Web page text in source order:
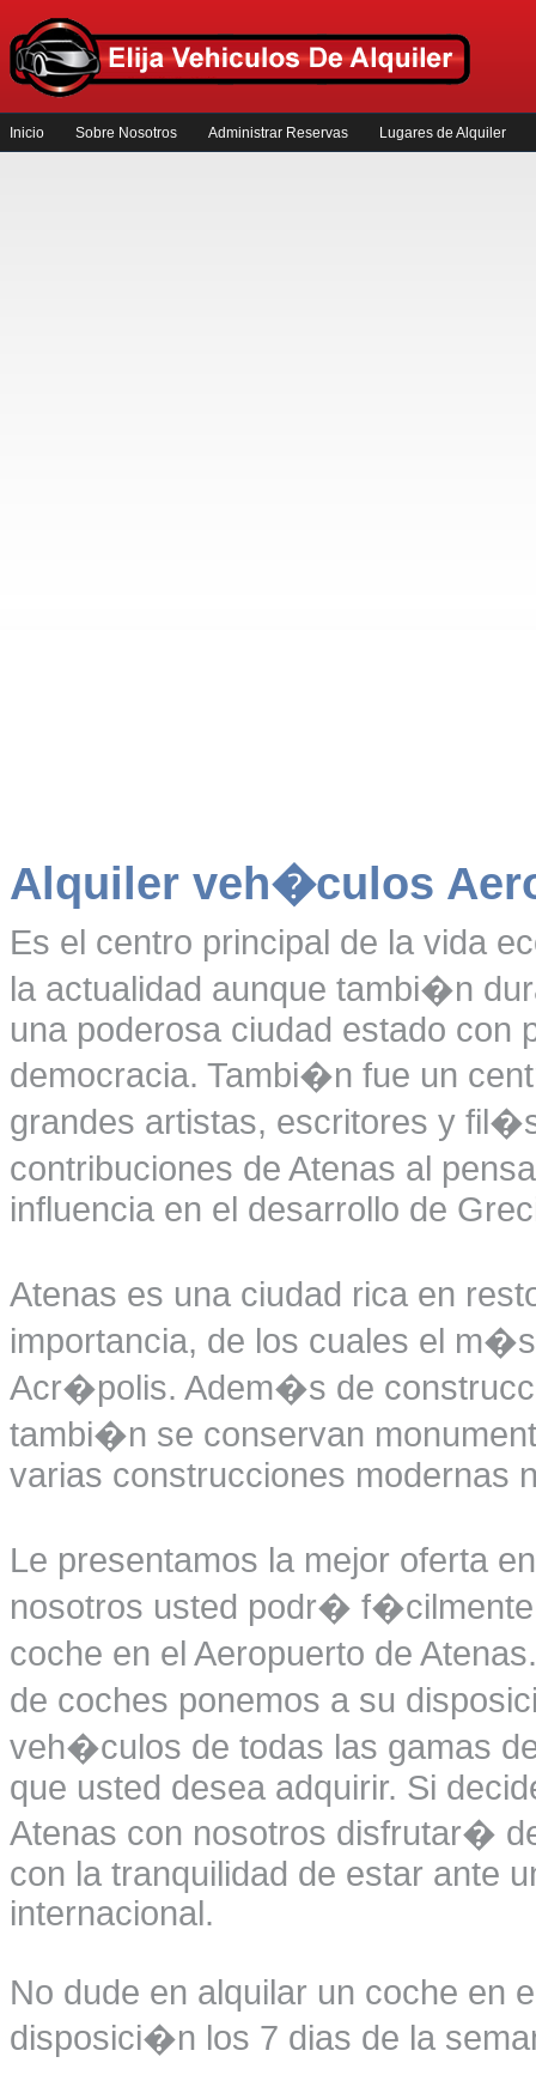
Inicio Sobre Nosotros Administrar Reservas Lugares de Alquiler
Alquiler veh�culos
Es el centro principal de la vida
la actualidad aunque tambi�n
una poderosa ciudad estado con
democracia. Tambi�n fue un
grandes artistas, escritores y
contribuciones de Atenas al
influencia en el desarrollo de
Atenas es una ciudad rica en
importancia, de los cuales el
Acr�polis. Adem�s de
tambi�n se conservan
varias construcciones modernas
Le presentamos la mejor oferta
nosotros usted podr�
coche en el Aeropuerto de
de coches ponemos a su
veh�culos de todas las gamas
que usted desea adquirir. Si
Atenas con nosotros disfrutar�
con la tranquilidad de estar ante
internacional.
No dude en alquilar un coche en
disposici�n los 7 dias de la